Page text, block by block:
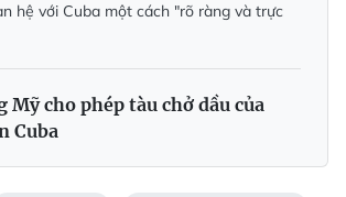
hệ với Cuba một cách "rõ ràng và trực
Mỹ cho phép tàu chở dầu của
Cuba